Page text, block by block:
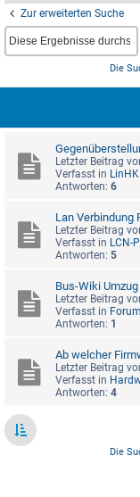
Zur erweiterten Suche
Die
Letzter Beitrag
Verfasst in LinHK
Antworten: 6
Lan Verbindung
Letzter Beitrag
Verfasst in LCN-
Antworten: 5
Bus-Wiki Umzug
Letzter Beitrag
Verfasst in
Antworten: 1
Ab welcher
Letzter Beitrag
Verfasst in
Antworten: 4
Die